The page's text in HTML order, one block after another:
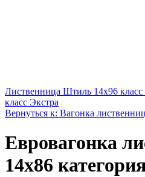
Лиственница Штиль 14х96 класс
класс Экстра
Вернуться к: Вагонка
Евровагонка
14х86